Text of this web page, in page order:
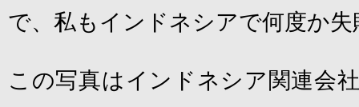
で、私もインドネシアで何度か
この写真はインドネシア関連会